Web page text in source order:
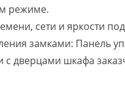
режиме.
сети и яркости
замками: Панель
с дверцами шкафа